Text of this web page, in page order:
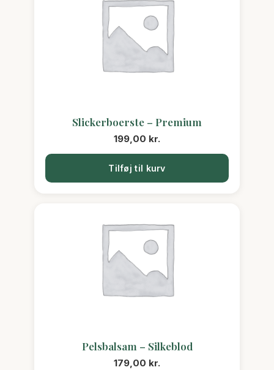
Slickerboerste – Premium
199,00 kr.
Tilføj til kurv
Pelsbalsam – Silkeblod
179,00 kr.